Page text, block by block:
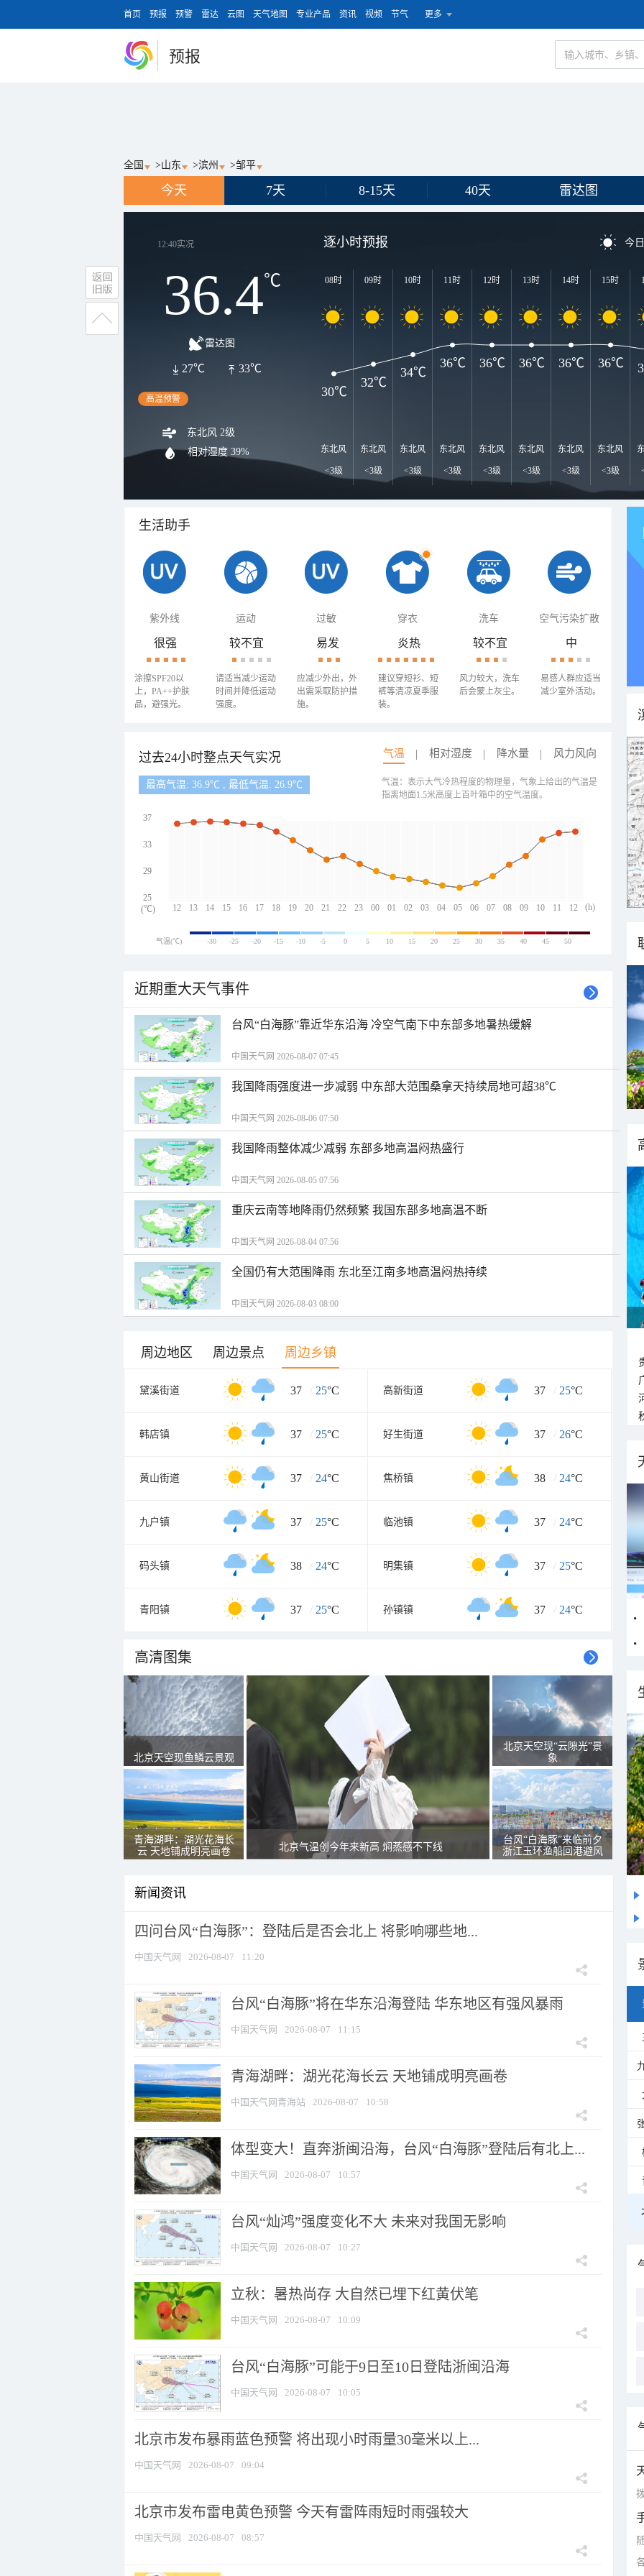
首页 预报 预警 雷达 云图 天气地图 专业产品 资讯 视频 节气 更多
预报
全国 >山东 >滨州 >邹平
今天 7天 8-15天 40天 雷达图
12:40实况
36.4℃
雷达图
33℃
27℃
高温预警
东北风 2级
相对湿度 39%
逐小时预报 今
08时
东北风
<3级
09时
东北风
<3级
10时
东北风
<3级
11时
东北风
<3级
12时
东北风
<3级
13时
东北风
<3级
14时
东北风
<3级
15时
东北风
<3级
30℃
32℃
34℃
36℃ 36℃ 36℃ 36℃ 36℃
生活助手
紫外线 运动 过敏 穿衣 洗车 空气污染扩散
很强
涂擦SPF20以
上，PA++护肤
品，避强光。
较不宜
请适当减少运动
时间并降低运动
强度。
易发
应减少外出，外
出需采取防护措
施。
炎热
建议穿短衫、短
裤等清凉夏季服
装。
较不宜
风力较大，洗车
后会蒙上灰尘。
中
易感人群应适当
减少室外活动。
过去24小时整点天气实况 气温 相对湿度 降水量 风力风向
最高气温: 36.9℃ , 最低气温: 26.9℃
12 13 14 15 16 17 18 19 20 21 22 23 00 01 02 03 04 05 06 07 08 09 10 11 12
37
33
29
25
(h)
(℃)
气温：表示大气冷热程度的物理量，气象上给出的气温是
指离地面1.5米高度上百叶箱中的空气温度。
气温(℃) -30 -25 -20 -15 -10 -5 0 5 10 15 20 25 30 35 40 45 50
近期重大天气事件
台风“白海豚”靠近华东沿海 冷空气南下中东部多地暑热缓解
中国天气网 2026-08-07 07:45
我国降雨强度进一步减弱 中东部大范围桑拿天持续局地可超38℃
中国天气网 2026-08-06 07:50
我国降雨整体减少减弱 东部多地高温闷热盛行
中国天气网 2026-08-05 07:56
重庆云南等地降雨仍然频繁 我国东部多地高温不断
中国天气网 2026-08-04 07:56
全国仍有大范围降雨 东北至江南多地高温闷热持续
中国天气网 2026-08-03 08:00
周边地区 周边景点 周边乡镇
黛溪街道 37 / 25°C 高新街道 37 / 25°C
韩店镇 37 / 25°C 好生街道 37 / 26°C
黄山街道 37 / 24°C 焦桥镇 38 / 24°C
九户镇 37 / 25°C 临池镇 37 / 24°C
码头镇 38 / 24°C 明集镇 37 / 25°C
青阳镇 37 / 25°C 孙镇镇 37 / 24°C
高清图集
北京天空现鱼鳞云景观
青海湖畔：湖光花海长
云 天地铺成明亮画卷
北京气温创今年来新高 焖蒸感不下线
北京天空现“云隙光”景
象
台风“白海豚”来临前夕
浙江玉环渔船回港避风
新闻资讯
四问台风“白海豚”：登陆后是否会北上 将影响哪些地...
中国天气网 2026-08-07 11:20
台风“白海豚”将在华东沿海登陆 华东地区有强风暴雨
中国天气网 2026-08-07 11:15
青海湖畔：湖光花海长云 天地铺成明亮画卷
中国天气网青海站 2026-08-07 10:58
体型变大！直奔浙闽沿海，台风“白海豚”登陆后有北上...
中国天气网 2026-08-07 10:57
台风“灿鸿”强度变化不大 未来对我国无影响
中国天气网 2026-08-07 10:27
立秋：暑热尚存 大自然已埋下红黄伏笔
中国天气网 2026-08-07 10:09
台风“白海豚”可能于9日至10日登陆浙闽沿海
中国天气网 2026-08-07 10:05
北京市发布暴雨蓝色预警 将出现小时雨量30毫米以上...
中国天气网 2026-08-07 09:04
北京市发布雷电黄色预警 今天有雷阵雨短时雨强较大
中国天气网 2026-08-07 08:57